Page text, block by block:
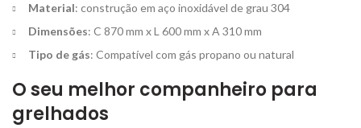
Material: construção em aço inoxidável de grau 304
Dimensões: C 870 mm x L 600 mm x A 310 mm
Tipo de gás: Compatível com gás propano ou natural
O seu melhor companheiro para
grelhados